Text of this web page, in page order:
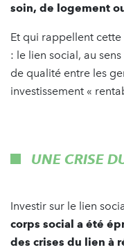
soin, de logement
Et qui rappellent
: le lien social, au
de qualité entre les
investissement «
UNE CRISE
Investir sur le lien
corps social a été
des crises du lien à